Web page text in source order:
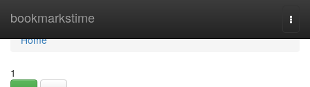
bookmarkstime
Home
Home
1